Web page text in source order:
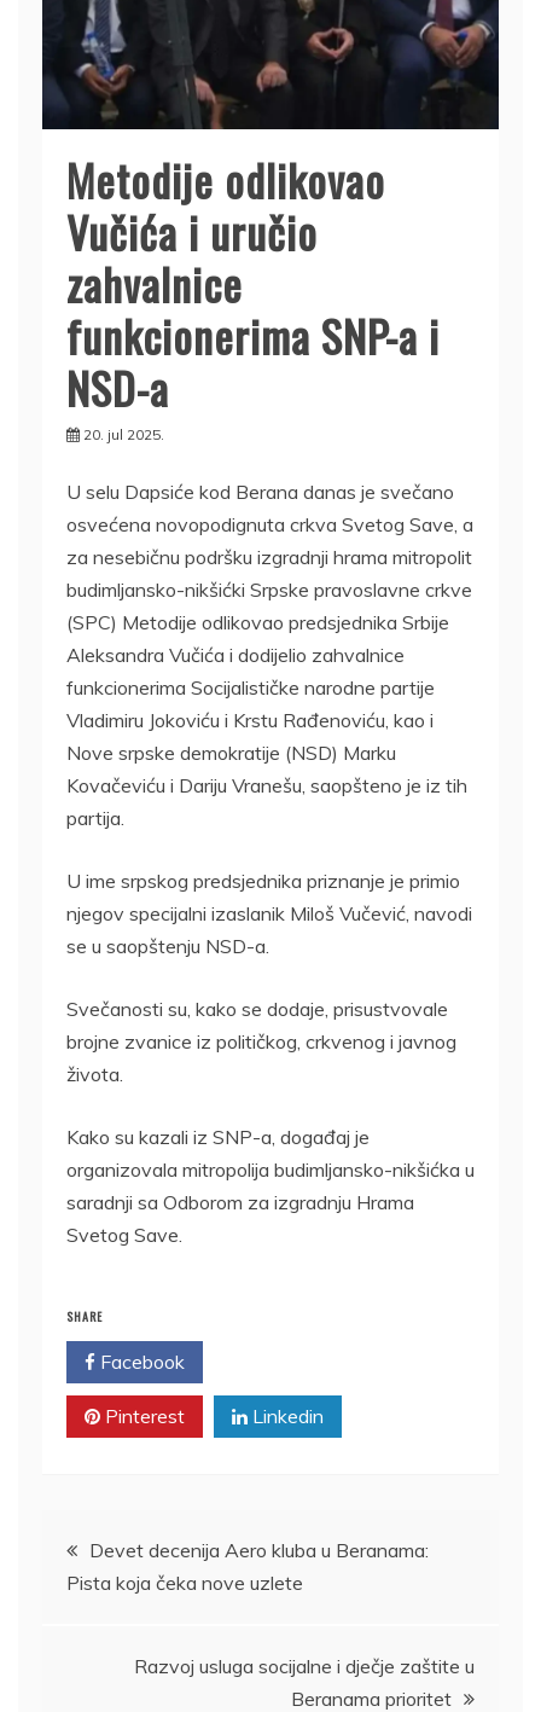
Metodije odlikovao
Vučića i uručio
zahvalnice
funkcionerima SNP-a i
NSD-a
20. jul 2025.
U selu Dapsiće kod Berana danas je svečano
osvećena novopodignuta crkva Svetog Save, a
za nesebičnu podršku izgradnji hrama mitropolit
budimljansko-nikšićki Srpske pravoslavne crkve
(SPC) Metodije odlikovao predsjednika Srbije
Aleksandra Vučića i dodijelio zahvalnice
funkcionerima Socijalističke narodne partije
Vladimiru Jokoviću i Krstu Rađenoviću, kao i
Nove srpske demokratije (NSD) Marku
Kovačeviću i Dariju Vranešu, saopšteno je iz tih
partija.
U ime srpskog predsjednika priznanje je primio
njegov specijalni izaslanik Miloš Vučević, navodi
se u saopštenju NSD-a.
Svečanosti su, kako se dodaje, prisustvovale
brojne zvanice iz političkog, crkvenog i javnog
života.
Kako su kazali iz SNP-a, događaj je
organizovala mitropolija budimljansko-nikšićka u
saradnji sa Odborom za izgradnju Hrama
Svetog Save.
SHARE
Facebook
Pinterest Linkedin
Kretanje
članka
Devet decenija Aero kluba u Beranama:
Pista koja čeka nove uzlete
Razvoj usluga socijalne i dječje zaštite u
Beranama prioritet